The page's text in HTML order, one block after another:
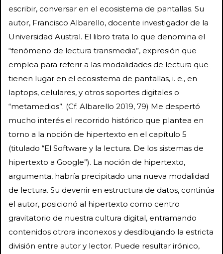
escribir, conversar en el ecosistema de pantallas. Su
autor, Francisco Albarello, docente investigador de la
Universidad Austral. El libro trata lo que denomina el
“fenómeno de lectura transmedia”, expresión que
emplea para referir a las modalidades de lectura que
tienen lugar en el ecosistema de pantallas, i. e., en
laptops, celulares, y otros soportes digitales o
“metamedios”. (Cf. Albarello 2019, 79) Me despertó
mucho interés el recorrido histórico que plantea en
torno a la noción de hipertexto en el capítulo 5
(titulado “El Software y la lectura. De los sistemas de
hipertexto a Google”). La noción de hipertexto,
argumenta, habría precipitado una nueva modalidad
de lectura. Su devenir en estructura de datos, continúa
el autor, posicionó al hipertexto como centro
gravitatorio de nuestra cultura digital, entramando
contenidos otrora inconexos y desdibujando la estricta
división entre autor y lector. Puede resultar irónico,